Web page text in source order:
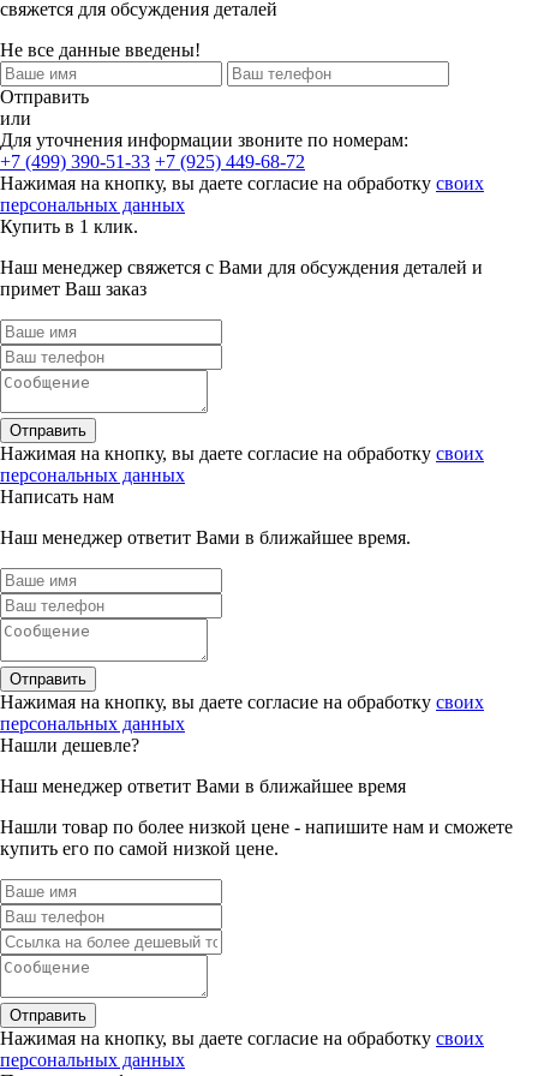
свяжется для обсуждения деталей
Не все данные введены!
Отправить
или
Для уточнения информации звоните по номерам:
+7 (499) 390-51-33 +7 (925) 449-68-72
Нажимая на кнопку, вы даете согласие на обработку своих
персональных данных
Купить в 1 клик.
Наш менеджер свяжется с Вами для обсуждения деталей и
примет Ваш заказ
Отправить
Нажимая на кнопку, вы даете согласие на обработку своих
персональных данных
Написать нам
Наш менеджер ответит Вами в ближайшее время.
Отправить
Нажимая на кнопку, вы даете согласие на обработку своих
персональных данных
Нашли дешевле?
Наш менеджер ответит Вами в ближайшее время
Нашли товар по более низкой цене - напишите нам и сможете
купить его по самой низкой цене.
Отправить
Нажимая на кнопку, вы даете согласие на обработку своих
персональных данных